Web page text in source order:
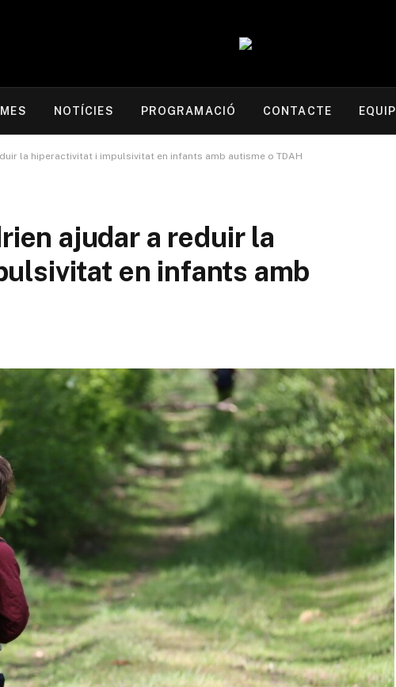
NOTÍCIES PROGRAMACIÓ CONTACTE EQUIP
la hiperactivitat i impulsivitat en infants amb autisme o TDAH
ajudar a reduir la
en infants amb